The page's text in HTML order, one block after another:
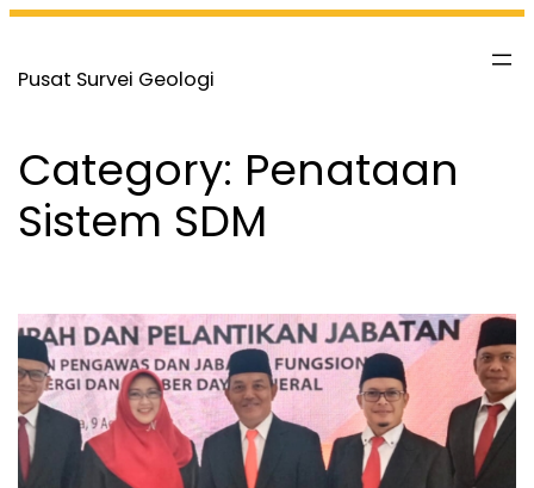
Skip
content
Pusat Survei Geologi
Category: Penataan
Sistem SDM